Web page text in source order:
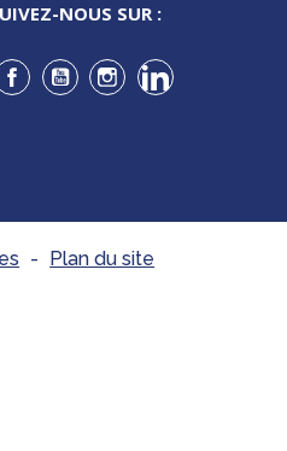
NOUS SUR :
Facebook
YouTubeInstagramLinkedIn
- Plan du site